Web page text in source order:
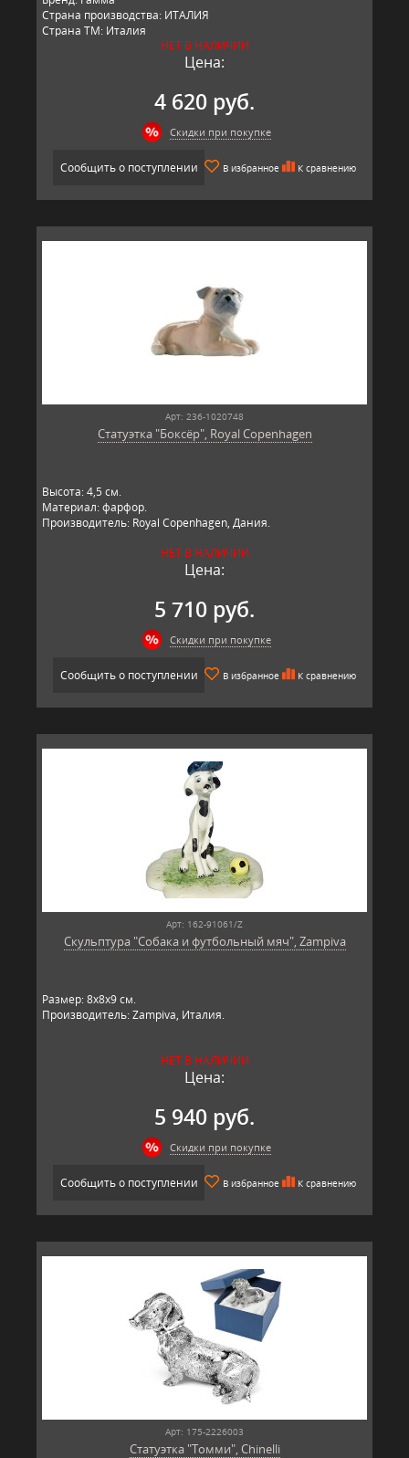
Страна производства: ИТАЛИЯ
Страна ТМ: Италия
НЕТ В НАЛИЧИИ
Цена:
4 620 руб.
Скидки при покупке
Сообщить о поступлении В избранное К сравнению
Арт: 236-1020748
Статуэтка "Боксёр", Royal Copenhagen
​Высота: 4,5​ см.
Материал: фарфор.
Производитель: Royal Copenhagen, Дания.
НЕТ В НАЛИЧИИ
Цена:
5 710 руб.
Скидки при покупке
Сообщить о поступлении В избранное К сравнению
Арт: 162-91061/Z
Скульптура "Собака и футбольный мяч", Zampiva
Размер: 8х8х9 см.
Производитель: Zampiva, Италия.
НЕТ В НАЛИЧИИ
Цена:
5 940 руб.
Скидки при покупке
Сообщить о поступлении В избранное К сравнению
Арт: 175-2226003
Статуэтка "Томми", Chinelli